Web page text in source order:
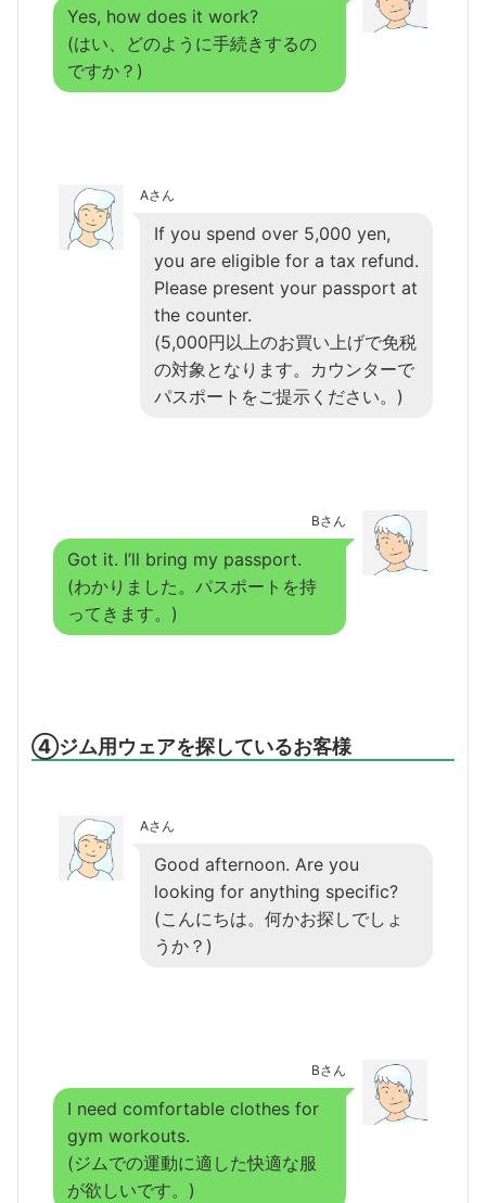
Yes, how does it work?
(はい、どのように手続きするの
ですか？)
Aさん
If you spend over 5,000 yen,
you are eligible for a tax refund.
Please present your passport at
the counter.
(5,000円以上のお買い上げで免税
の対象となります。カウンターで
パスポートをご提示ください。)
Bさん
Got it. I’ll bring my passport.
(わかりました。パスポートを持
ってきます。)
④ジム用ウェアを探しているお客様
Aさん
Good afternoon. Are you
looking for anything specific?
(こんにちは。何かお探しでしょ
うか？)
Bさん
I need comfortable clothes for
gym workouts.
(ジムでの運動に適した快適な服
が欲しいです。)